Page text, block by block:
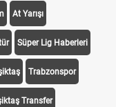
At Yarışı
Süper Lig Haberleri
Trabzonspor
Transfer